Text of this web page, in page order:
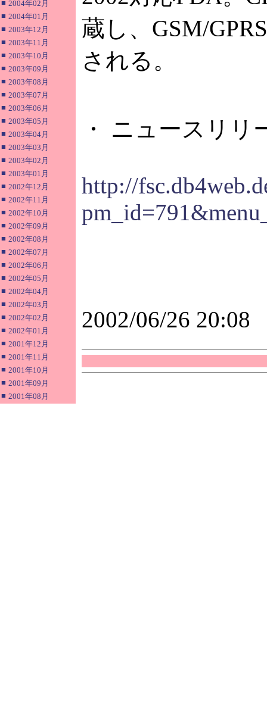
■ 2004年02月
■ 2004年01月
■ 2003年12月
■ 2003年11月
■ 2003年10月
■ 2003年09月
■ 2003年08月
■ 2003年07月
■ 2003年06月
■ 2003年05月
■ 2003年04月
■ 2003年03月
■ 2003年02月
■ 2003年01月
■ 2002年12月
■ 2002年11月
■ 2002年10月
■ 2002年09月
■ 2002年08月
■ 2002年07月
■ 2002年06月
■ 2002年05月
■ 2002年04月
■ 2002年03月
■ 2002年02月
■ 2002年01月
■ 2001年12月
■ 2001年11月
■ 2001年10月
■ 2001年09月
■ 2001年08月
蔵し、GSM/
される。
・ ニュースリリ
http://
2002/06/26 20:08